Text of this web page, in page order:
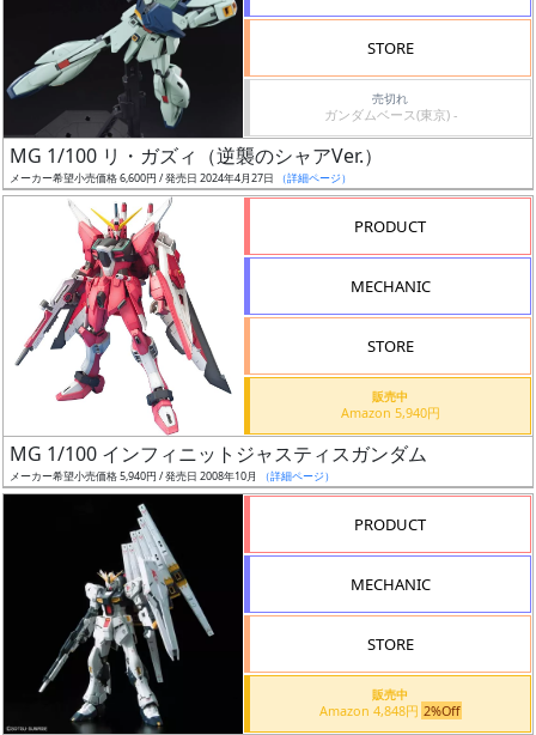
グ
レ
ス
ケ
ル
リ
STORE
売切れ
ガンダムベース(東京) -
MG 1/100 リ・ガズィ（逆襲のシャアVer.）
メーカー希望小売価格 6,600円 / 発売日 2024年4月27日 （詳細ページ）
PRODUCT
MECHANIC
STORE
販売中
Amazon 5,940円
MG 1/100 インフィニットジャスティスガンダム
メーカー希望小売価格 5,940円 / 発売日 2008年10月 （詳細ページ）
PRODUCT
MECHANIC
STORE
販売中
Amazon 4,848円 2%Off